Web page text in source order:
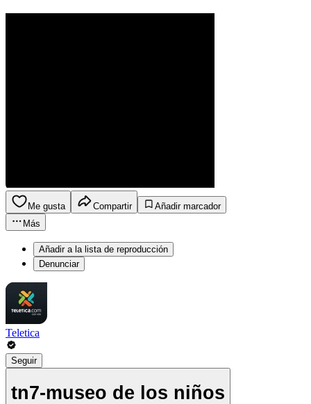
Me gusta Compartir
Añadir marcador
Más
Añadir a la lista de reproducción
Denunciar
Teletica
Seguir
tn7-museo de los niños